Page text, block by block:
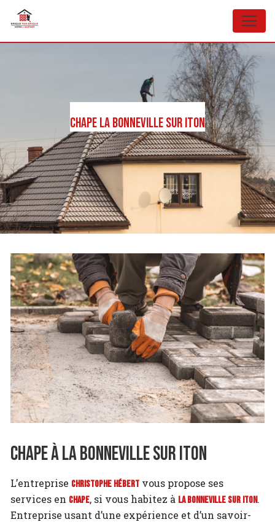
Chape La Bonneville sur Iton
Chape à La Bonneville sur Iton
L’entreprise Christophe Hébert vous propose ses
services en Chape, si vous habitez à La Bonneville sur Iton.
Entreprise usant d’une expérience et d’un savoir-
Panneau de gestion des cookies